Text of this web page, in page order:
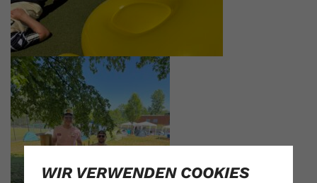
WIR VERWENDEN COOKIES